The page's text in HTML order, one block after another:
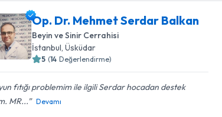
Op. Dr. Mehmet Serdar Balkan
Beyin ve Sinir Cerrahisi
İstanbul, Üsküdar
5 (14 Değerlendirme)
fıtığı problemim ile ilgili Serdar hocadan destek
MR...
Devamı